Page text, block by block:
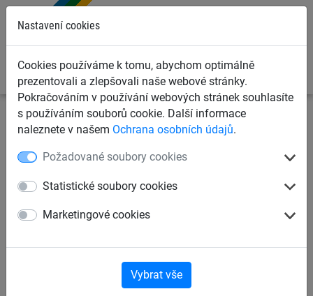
Nastavení cookies
Cookies používáme k tomu, abychom optimálně
prezentovali a zlepšovali naše webové stránky.
Pokračováním v používání webových stránek souhlasíte
s používáním souborů cookie. Další informace
naleznete v našem Ochrana osobních údajů.
Požadované soubory cookies
Statistické soubory cookies
Marketingové cookies
Vybrat vše
Dětská lanová hřiště
Plachty na pískoviště, rohože,
Krytka sloupků pro Ø 10 cm